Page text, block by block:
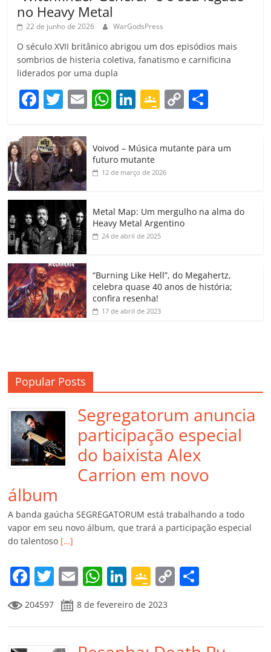
no Heavy Metal
22 de junho de 2026 WarGodsPress
O século XVII britânico abrigou um dos episódios mais
sombrios de histeria coletiva, fanatismo e carnificina
liderados por uma dupla
F
c
e
b
o
o
k
T
itt
er
E
ai
W
at
s
A
p
Li
k
e
dI
G
gl
e
a
ss
o
m
C
y
k
p
h
Voivod – Música mutante para um
futuro mutante
12 de março de 2026
Metal Map: Um mergulho na alma do
Heavy Metal Argentino
24 de abril de 2025
“Burning Like Hell”, do Megahertz,
celebra quase 40 anos de história;
confira resenha!
17 de abril de 2023
Popular Posts
Segregatorum anuncia
participação especial
do baixista Alex
Carrion em novo
álbum
A banda gaúcha SEGREGATORUM está trabalhando a todo
vapor em seu novo álbum, que trará a participação especial
do talentoso […]
F
a
c
e
T
w
itt
er
E
m
ai
l
W
at
s
Li
k
e
G
o
o
gl
C
y p
204597 8 de fevereiro de 2023